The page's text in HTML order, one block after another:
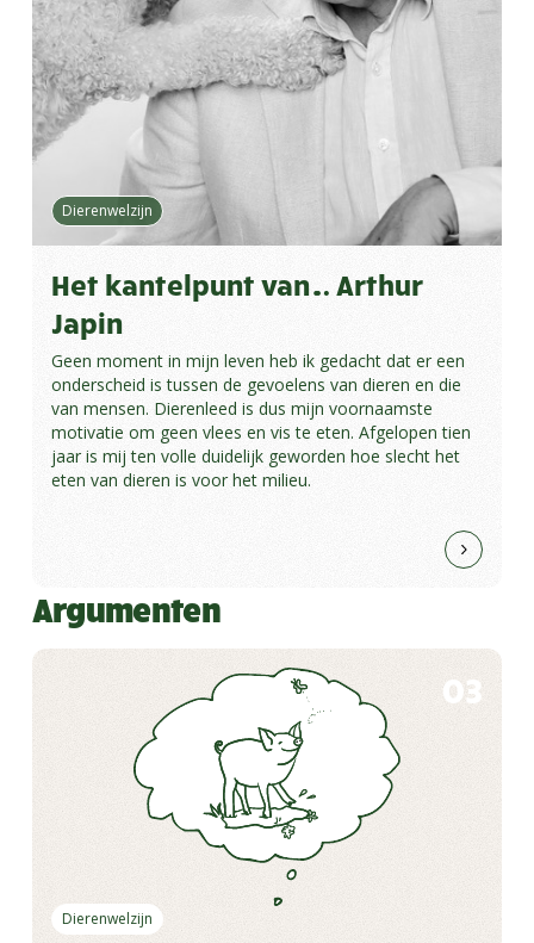
Dierenwelzijn
Het kantelpunt van… Arthur
Japin
Geen moment in mijn leven heb ik gedacht dat er een
onderscheid is tussen de gevoelens van dieren en die
van mensen. Dierenleed is dus mijn voornaamste
motivatie om geen vlees en vis te eten. Afgelopen tien
jaar is mij ten volle duidelijk geworden hoe slecht het
eten van dieren is voor het milieu.
Argumenten
Dierenwelzijn
03